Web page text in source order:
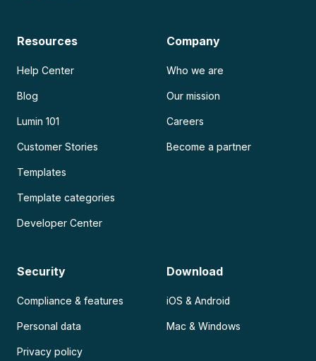
Resources
Help Center
Blog
Lumin 101
Customer Stories
Templates
Template categories
Developer Center
Company
Who we are
Our mission
Careers
Become a partner
Security
Compliance & features
Personal data
Privacy policy
Download
iOS & Android
Mac & Windows